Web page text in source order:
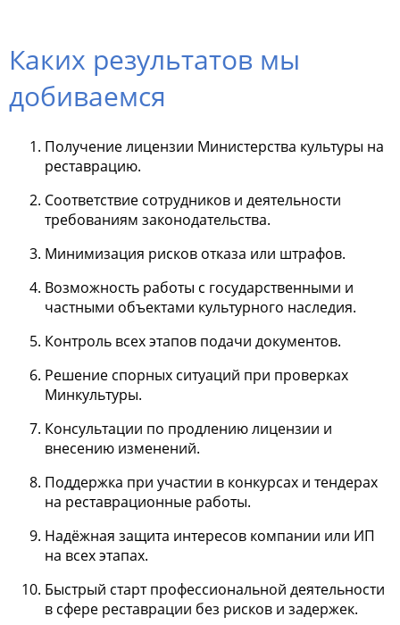
Каких результатов мы
добиваемся
Получение лицензии Министерства культуры на
реставрацию.
Соответствие сотрудников и деятельности
требованиям законодательства.
Минимизация рисков отказа или штрафов.
Возможность работы с государственными и
частными объектами культурного наследия.
Контроль всех этапов подачи документов.
Решение спорных ситуаций при проверках
Минкультуры.
Консультации по продлению лицензии и
внесению изменений.
Поддержка при участии в конкурсах и тендерах
на реставрационные работы.
Надёжная защита интересов компании или ИП
на всех этапах.
Быстрый старт профессиональной деятельности
в сфере реставрации без рисков и задержек.